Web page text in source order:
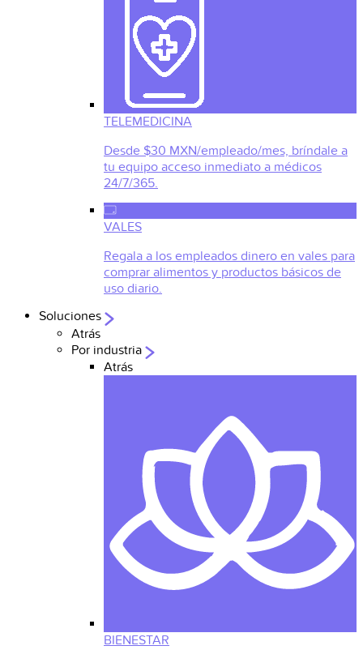
TELEMEDICINA
Desde $30 MXN/empleado/mes, bríndale a
tu equipo acceso inmediato a médicos
24/7/365.
VALES
Regala a los empleados dinero en vales para
comprar alimentos y productos básicos de
uso diario.
Soluciones
Atrás
Por industria
Atrás
BIENESTAR